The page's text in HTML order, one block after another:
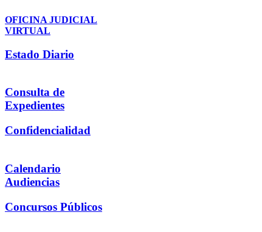
OFICINA JUDICIAL
VIRTUAL
Estado Diario
Consulta de
Expedientes
Confidencialidad
Calendario
Audiencias
Concursos Públicos